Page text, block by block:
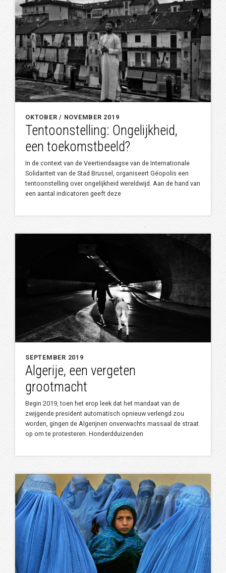
OKTOBER / NOVEMBER 2019
Tentoonstelling: Ongelijkheid,
een toekomstbeeld?
In de context van de Veertiendaagse van de Internationale
Solidariteit van de Stad Brussel, organiseert Géopolis een
tentoonstelling over ongelijkheid wereldwijd. Aan de hand van
een aantal indicatoren geeft deze
SEPTEMBER 2019
Algerije, een vergeten
grootmacht
Begin 2019, toen het erop leek dat het mandaat van de
zwijgende president automatisch opnieuw verlengd zou
worden, gingen de Algerijnen onverwachts massaal de straat
op om te protesteren. Honderdduizenden